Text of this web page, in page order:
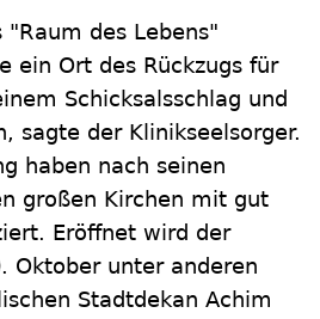
des Lebens"
ein Ort des Rückzugs für
Schicksalsschlag und
sagte der Klinikseelsorger.
haben nach seinen
großen Kirchen mit gut
Eröffnet wird der
Oktober unter anderen
Stadtdekan Achim